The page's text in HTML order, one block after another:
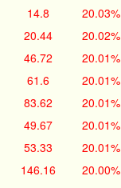
14.8 20.03%
20.44 20.02%
46.72 20.01%
61.6 20.01%
83.62 20.01%
49.67 20.01%
53.33 20.01%
146.16 20.00%